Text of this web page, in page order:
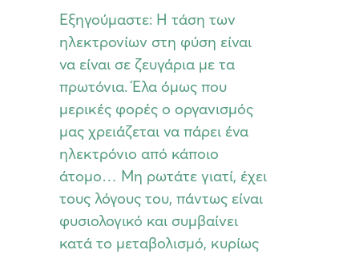
Εξηγούμαστε: Η τάση των
ηλεκτρονίων στη φύση είναι
να είναι σε ζευγάρια με τα
πρωτόνια. Έλα όμως που
μερικές φορές ο οργανισμός
μας χρειάζεται να πάρει ένα
ηλεκτρόνιο από κάποιο
άτομο… Μη ρωτάτε γιατί, έχει
τους λόγους του, πάντως είναι
φυσιολογικό και συμβαίνει
κατά το μεταβολισμό, κυρίως